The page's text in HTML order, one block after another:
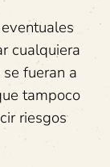
cualquiera
fueran a
tampoco
riesgos